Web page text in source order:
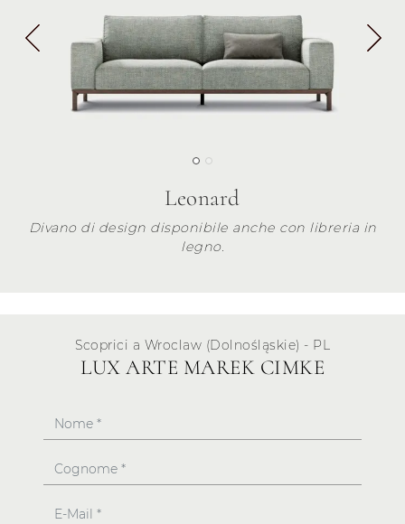
Leonard
Divano di design disponibile anche con libreria in
legno.
Scoprici a Wroclaw (Dolnośląskie) - PL
LUX ARTE MAREK CIMKE